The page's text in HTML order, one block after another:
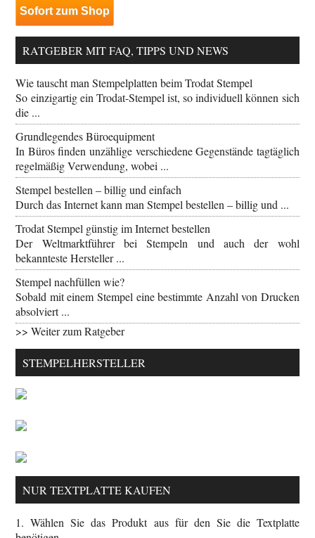
Sofort zum Shop
RATGEBER MIT FAQ, TIPPS UND NEWS
Wie tauscht man Stempelplatten beim Trodat Stempel
So einzigartig ein Trodat-Stempel ist, so individuell können sich
die ...
Grundlegendes Büroequipment
In Büros finden unzählige verschiedene Gegenstände tagtäglich
regelmäßig Verwendung, wobei ...
Stempel bestellen – billig und einfach
Durch das Internet kann man Stempel bestellen – billig und ...
Trodat Stempel günstig im Internet bestellen
Der Weltmarktführer bei Stempeln und auch der wohl
bekannteste Hersteller ...
Stempel nachfüllen wie?
Sobald mit einem Stempel eine bestimmte Anzahl von Drucken
absolviert ...
>> Weiter zum Ratgeber
STEMPELHERSTELLER
NUR TEXTPLATTE KAUFEN
1. Wählen Sie das Produkt aus für den Sie die Textplatte